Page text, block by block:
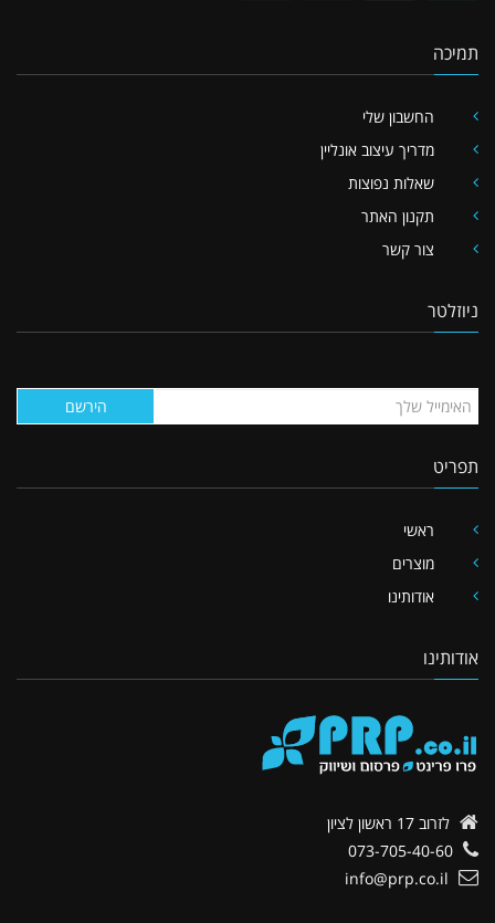
תמיכה
החשבון שלי
מדריך עיצוב אונליין
שאלות נפוצות
תקנון האתר
צור קשר
ניוזלטר
הירשם
תפריט
ראשי
מוצרים
אודותינו
אודותינו
לזרוב 17
ראשון לציון
073-705-40-60
info@prp.co.il